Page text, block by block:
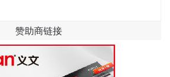
赞助商链接